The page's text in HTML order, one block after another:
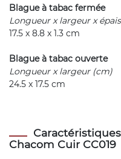
Blague à tabac fermée
Longueur x largeur x
17.5 x 8.8 x 1.3 cm
Blague à tabac ouverte
Longueur x largeur (cm)
24.5 x 17.5 cm
Chacom Cuir CC019